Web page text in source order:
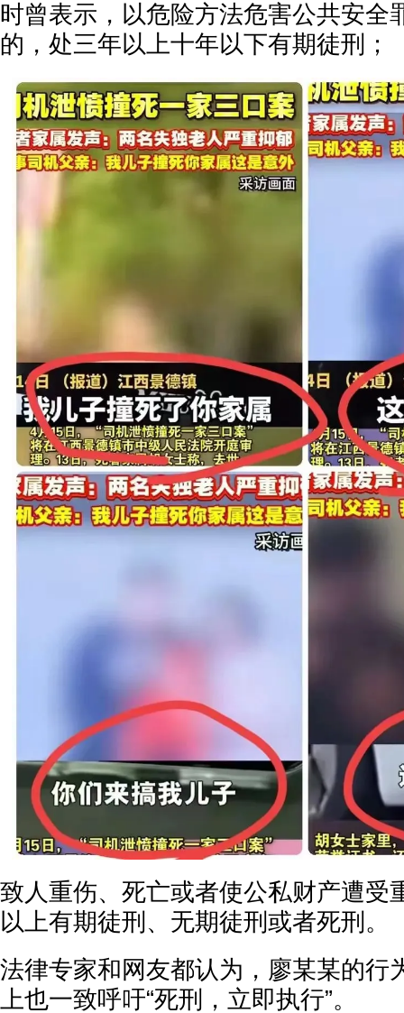
时曾表示，以危险方法危害公共安全
的，处三年以上十年以下有期徒刑；
致人重伤、死亡或者使公私财产遭受
以上有期徒刑、无期徒刑或者死刑。
法律专家和网友都认为，廖某某的行
上也一致呼吁“死刑，立即执行”。